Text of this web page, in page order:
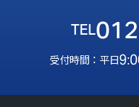
受付時間：平日